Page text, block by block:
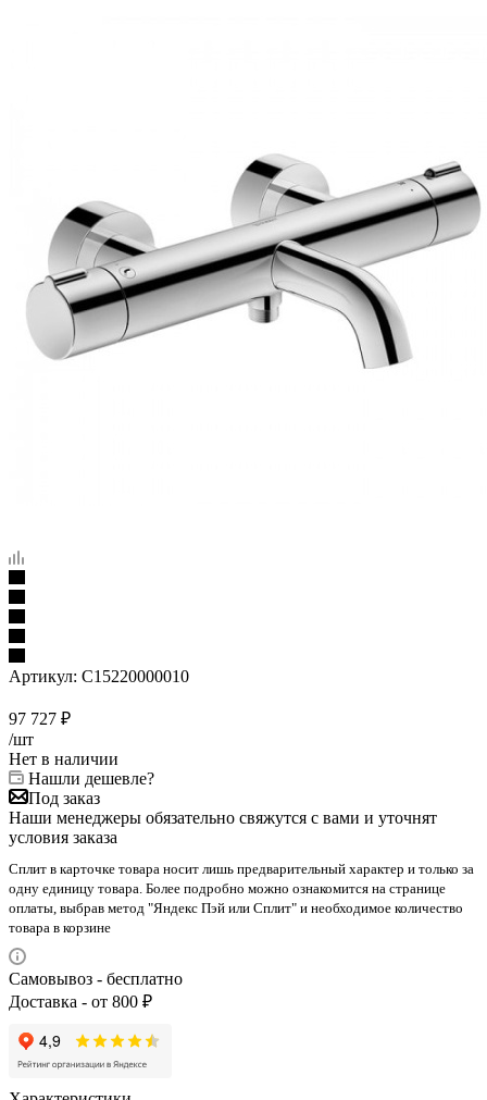
Артикул: C15220000010
97 727 ₽
/шт
Нет в наличии
Нашли дешевле?
Под заказ
Наши менеджеры обязательно свяжутся с вами и уточнят
условия заказа
Сплит в карточке товара носит лишь предварительный характер и только за
одну единицу товара. Более подробно можно ознакомится на странице
оплаты, выбрав метод "Яндекс Пэй или Сплит" и необходимое количество
товара в корзине
Самовывоз - бесплатно
Доставка - от 800 ₽